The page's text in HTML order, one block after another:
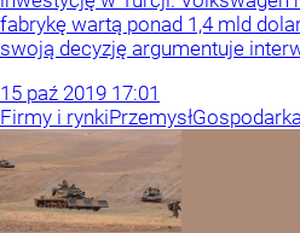
fabrykę wartą ponad 1,4 mld
swoją decyzję argumentuje
15 paź 2019 17:01
Firmy i rynkiPrzemysłGospodarka